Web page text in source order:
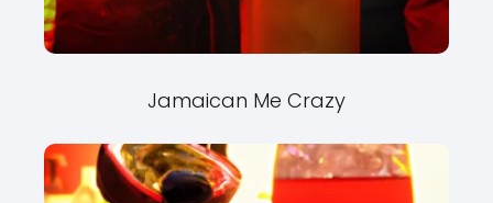
Jamaican Me Crazy